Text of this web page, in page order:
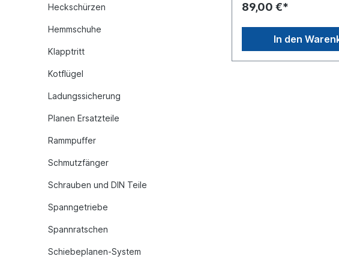
Heckschürzen
Hemmschuhe
Klapptritt
Kotflügel
Ladungssicherung
Planen Ersatzteile
Rammpuffer
Schmutzfänger
Schrauben und DIN Teile
Spanngetriebe
Spannratschen
Schiebeplanen-System
89,00 €*
In den